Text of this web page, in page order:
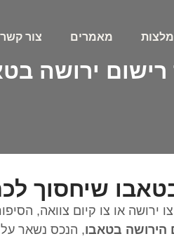
מאמרים צור קשר
רישום ירושה
שיחסוך
או צו קיום צוואה,
הירושה בטאבו, הנכס נשאר